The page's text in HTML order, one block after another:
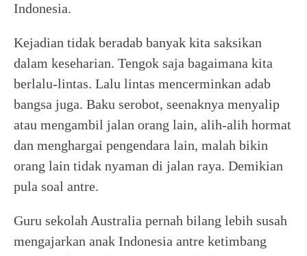
Indonesia.
Kejadian tidak beradab banyak kita saksikan
dalam keseharian. Tengok saja bagaimana kita
berlalu-lintas. Lalu lintas mencerminkan adab
bangsa juga. Baku serobot, seenaknya menyalip
atau mengambil jalan orang lain, alih-alih hormat
dan menghargai pengendara lain, malah bikin
orang lain tidak nyaman di jalan raya. Demikian
pula soal antre.
Guru sekolah Australia pernah bilang lebih susah
mengajarkan anak Indonesia antre ketimbang